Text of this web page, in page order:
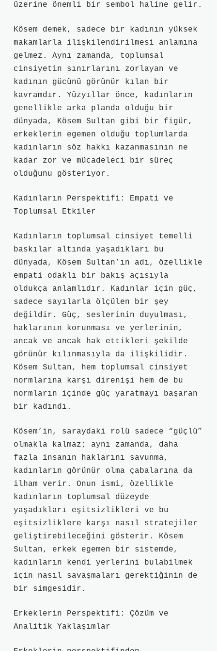
üzerine önemli bir sembol haline gelir.
Kösem demek, sadece bir kadının yüksek
makamlarla ilişkilendirilmesi anlamına
gelmez. Aynı zamanda, toplumsal
cinsiyetin sınırlarını zorlayan ve
kadının gücünü görünür kılan bir
kavramdır. Yüzyıllar önce, kadınların
genellikle arka planda olduğu bir
dünyada, Kösem Sultan gibi bir figür,
erkeklerin egemen olduğu toplumlarda
kadınların söz hakkı kazanmasının ne
kadar zor ve mücadeleci bir süreç
olduğunu gösteriyor.
Kadınların Perspektifi: Empati ve
Toplumsal Etkiler
Kadınların toplumsal cinsiyet temelli
baskılar altında yaşadıkları bu
dünyada, Kösem Sultan’ın adı, özellikle
empati odaklı bir bakış açısıyla
oldukça anlamlıdır. Kadınlar için güç,
sadece sayılarla ölçülen bir şey
değildir. Güç, seslerinin duyulması,
haklarının korunması ve yerlerinin,
ancak ve ancak hak ettikleri şekilde
görünür kılınmasıyla da ilişkilidir.
Kösem Sultan, hem toplumsal cinsiyet
normlarına karşı direnişi hem de bu
normların içinde güç yaratmayı başaran
bir kadındı.
Kösem’in, saraydaki rolü sadece “güçlü”
olmakla kalmaz; aynı zamanda, daha
fazla insanın haklarını savunma,
kadınların görünür olma çabalarına da
ilham verir. Onun ismi, özellikle
kadınların toplumsal düzeyde
yaşadıkları eşitsizlikleri ve bu
eşitsizliklere karşı nasıl stratejiler
geliştirebileceğini gösterir. Kösem
Sultan, erkek egemen bir sistemde,
kadınların kendi yerlerini bulabilmek
için nasıl savaşmaları gerektiğinin de
bir simgesidir.
Erkeklerin Perspektifi: Çözüm ve
Analitik Yaklaşımlar